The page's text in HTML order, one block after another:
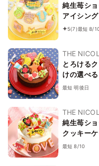
純生苺シ
アイシン
4号 12cm
5(7)最短 8/
THE
とろける
けの選べ
号 選んで
最短 明後日
THE
純生苺シ
クッキー
シングセ
最短 8/10